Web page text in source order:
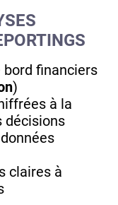
bord financiers
)
à la
décisions
claires à